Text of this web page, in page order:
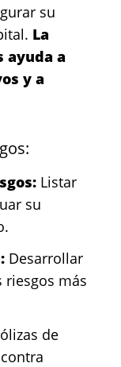
su
La
ayuda a
y a
Listar
su
Desarrollar
riesgos más
de